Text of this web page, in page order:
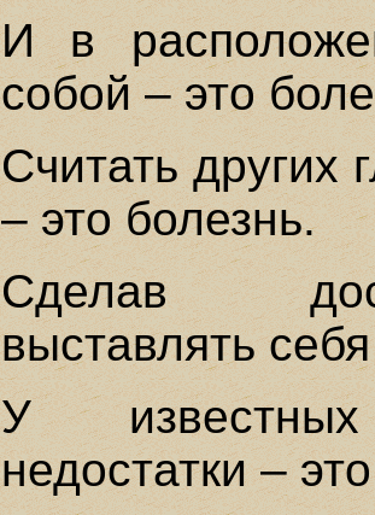
И в
собой – это
Считать
– это болезнь.
Сделав
выставлять
У
недостатки –